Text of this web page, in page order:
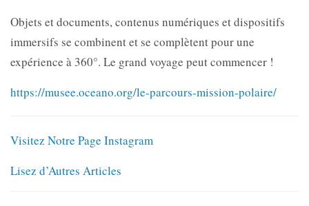
Objets et documents, contenus numériques et dispositifs
immersifs se combinent et se complètent pour une
expérience à 360°. Le grand voyage peut commencer !
https://musee.oceano.org/le-parcours-mission-polaire/
Visitez Notre Page Instagram
Lisez d’Autres Articles